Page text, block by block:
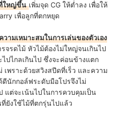
ที่ใหญ่ขึ้นเพิ่มจุด CG ให้ต่ำลง เพื่อให้
เพื่อลูกที่ตกหยุด
วามเหมาะสมในการเล่นของตัวเอง
จรดไม้ หัวไม้ต้องไม่ใหญ่จนเกินไป
ปไกลเกินไป ซึ่งจะค่อนข้างแตก
เพราะด้วยสวิงสปีดที่เร็ว และความ
นักกอล์ฟระดับมือโปรจึงไม่
แต่จะเน้นไปในการควบคุมเป็น
ยังใช้ไม้ที่ตกรุ่นไปแล้ว